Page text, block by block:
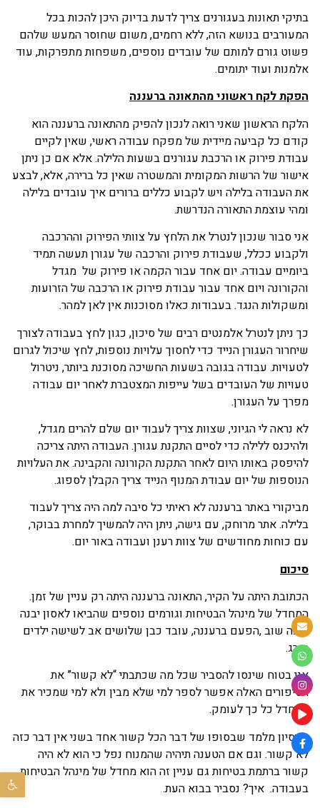
פתח
בתיקי תאונות בעגורנים צריך לדעת בדיוק היכן להכות בכל
המעורבים בנושא הזה, ללא רחמים, משום שחוסר המעש שלהם
פשוט גורם למותם של עובדים נוספים, משפחות מתפרקות, עוד
אלמנות ועוד יתומים.
הפקת לקח ראשוני מהתאונה ברעננה
הלקח הראשון שאני רואה לנכון להפיק מהתאונה ברעננה הוא
קודם כל קביעה מיידית של מפקח עבודה ראשי, שאין לקיים
עבודת פירוק או הרכבת עגורנים בשעות הלילה. אלא אם כן ניתן
אישור של הרשות המקומית והמשטרה שאין כל ברירה, אלא, לבצע
את העבודה בלילה ויש לקבוע כללים ברורים איך עובדים בלילה
ומהי עוצמת התאורה הנדרשת.
אני סבור שנכון לנטרל את הלחץ על צוותי הפירוק וההרכבה
ולקבוע ככלל, שעבודת פירוק והרכבה של עגורן תעשה תמיד
ביומיים עבודה. יום אחד עבור הקמה או פירוק של מגדל
והקורונה ויום אחד עבור עבודת פירוק או הרכבה של הזרועות
ומשקולות הנגד. בעבודות כאלו מסוכנות אין לאן למהר.
כך ניתן לנטרל אלמנטים רבים של סיכון, כגון לחץ בעבודה לצורך
שיחרור העגורן הנייד כדי לחסוך עלויות נוספות, לחץ שיכול לגרום
לטעויות. עבודה בגובה בשעות החשיכה מסוכנת ביותר, ניטרול
טעויות של העובדים בשל עייפות המצטברת לאחר יום עבודה
מפרך על העגורן.
לא נראה לי הגיוני, שצוות צריך לעבוד יום שלם להרים מגדל,
ולהיכנס ללילה כדי לסיים התקנת עגורן. העבודה היתה צריכה
להיפסק באותו היום לאחר התקנת הקורונה והקבינה. את העלויות
הנוספות של יום עבודת המנוף הנייד צריך הקבלן לספוג.
מביקורי באתר ברעננה לא ראיתי כל סיבה למה היה צריך לעבוד
בלילה. אתר מרוחק, עם גישה, ניתן היה להמשיך למחרת בבוקר,
עם כוחות מחודשים של צוות רענן ועבודה באור יום.
סיכום
הכתובת היתה על הקיר, התאונה ברעננה היתה רק עניין של זמן.
המחדל של מינהל הבטיחות וגורמים נוספים שהביאו לאסון יבנה
היכה שוב ,הפעם ברעננה, עובד כבן שלושים אב לשישה ילדים
נהרג.
אני בטוח שינסו להסביר שכל מה שכתבתי “לא קשור” את
הסיפורים האלה אפשר לספר למי שלא מבין ולא למי שמכיר את
המחדל כל כך לעומק.
הניסיון מלמד שבסופו של דבר הכל קשור אחד בשני אין דבר כזה
לא קשור. וגם אם הטענה תיהיה שהמנוח נפל כי הוא לא היה
קשור ברתמת בטיחות גם עניין זה הוא מחדל של מינהל הבטיחות
בעבודה. איך? נסביר בבוא העת.